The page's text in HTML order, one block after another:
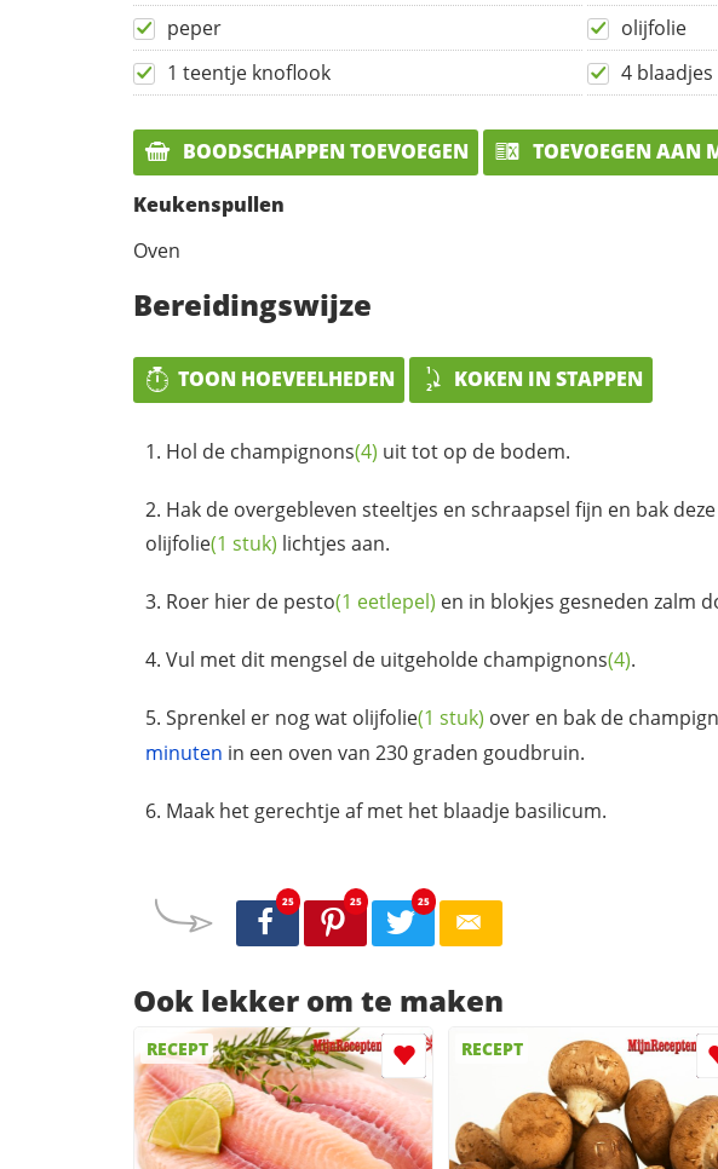
peper
olijfolie
1 teentje knoflook
4
BOODSCHAPPEN TOEVOEGEN
TOEVOEGEN AAN
Keukenspullen
Oven
Bereidingswijze
TOON HOEVEELHEDEN KOKEN IN STAPPEN
Hol de champignons(4) uit tot op de bodem.
Hak de overgebleven steeltjes en schraapsel fijn en bak
olijfolie(1 stuk) lichtjes aan.
Roer hier de pesto(1 eetlepel) en in blokjes gesneden zalm
Vul met dit mengsel de uitgeholde champignons(4).
Sprenkel er nog wat olijfolie(1 stuk) over en bak de
minuten in een oven van 230 graden goudbruin.
Maak het gerechtje af met het blaadje basilicum.
25 25 25
Ook lekker om te maken
RECEPT RECEPT